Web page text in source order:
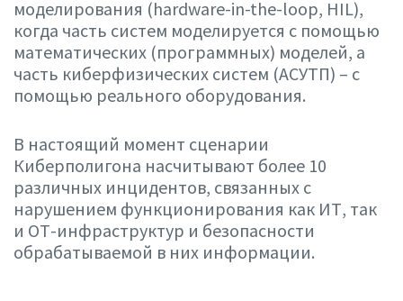
моделирования (hardware-in-the-loop, HIL),
когда часть систем моделируется с помощью
математических (программных) моделей, а
часть киберфизических систем (АСУТП) – с
помощью реального оборудования.
В настоящий момент сценарии
Киберполигона насчитывают более 10
различных инцидентов, связанных с
нарушением функционирования как ИТ, так
и ОТ-инфраструктур и безопасности
обрабатываемой в них информации.